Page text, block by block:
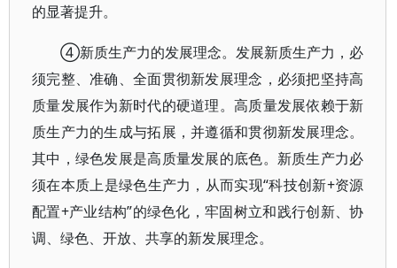
的显著提升。
④新质生产力的发展理念。发展新质生产力，必
须完整、准确、全面贯彻新发展理念，必须把坚持高
质量发展作为新时代的硬道理。高质量发展依赖于新
质生产力的生成与拓展，并遵循和贯彻新发展理念。
其中，绿色发展是高质量发展的底色。新质生产力必
须在本质上是绿色生产力，从而实现“科技创新+资源
配置+产业结构”的绿色化，牢固树立和践行创新、协
调、绿色、开放、共享的新发展理念。